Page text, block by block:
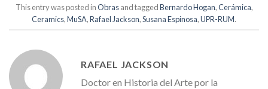
This entry was posted inObrasand taggedBernardo Hogan,Cerámica,
Ceramics,MuSA,Rafael Jackson,Susana Espinosa,UPR-RUM.
RAFAEL JACKSON
Doctor en Historia del Arte por la